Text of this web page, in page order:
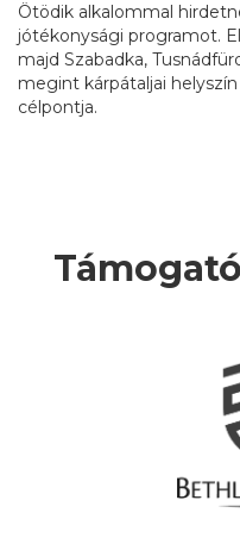
Ötödik alkalommal
jótékonysági programot.
majd Szabadka,
megint kárpátaljai
célpontja.